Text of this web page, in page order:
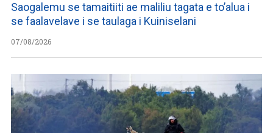
Saogalemu se tamaitiiti ae maliliu tagata e to’alua i
se faalavelave i se taulaga i Kuiniselani
07/08/2026